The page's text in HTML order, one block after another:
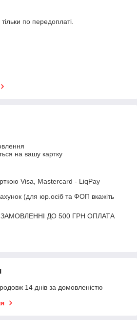
по передоплаті.
на вашу картку
Visa, Mastercard - LiqPay
(для юр.осіб та ФОП вкажіть
ЗАМОВЛЕННІ ДО 500 ГРН ОПЛАТА
14 днів за домовленістю